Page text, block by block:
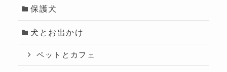
保護犬
犬とお出かけ
ペットとカフェ